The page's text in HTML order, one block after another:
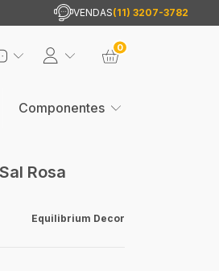
VENDAS(11) 3207-3782
0
Componentes
Rosa
Equilibrium Decor